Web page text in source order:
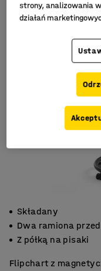
Składany
Dwa ramiona
Z półką na pisaki
Flipchart z
strony, analizowania
działań